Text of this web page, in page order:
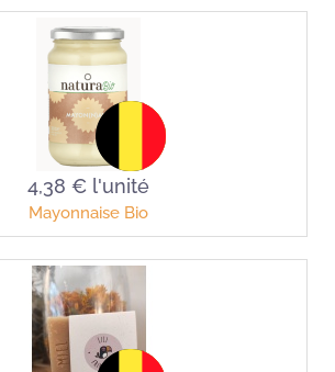
4,38 € l'unité
Mayonnaise Bio